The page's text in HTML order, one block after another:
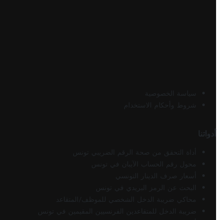
سياسة الخصوصية
شروط وأحكام الاستخدام
أدواتنا
أداة التحقق من صحة الرقم الضريبي تونس
محول رقم الحساب الآيبان في تونس
أسعار صرف الدينار التونسي
البحث عن الرمز البريدي في تونس
محاكي ضريبة الدخل الشخصي للموظف/المتقاعد
ضريبة الدخل للمتقاعدين الفرنسيين المقيمين في تونس